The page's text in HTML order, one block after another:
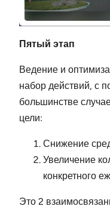
Пятый этап
Ведение и
набор действий, с
большинстве
цели:
Снижение
Увеличение
конкретного
Это 2